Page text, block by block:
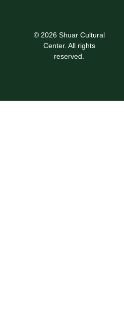
© 2026 Shuar Cultural
Center. All rights
reserved.